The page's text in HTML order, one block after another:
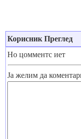
Корисник Преглед
Но цомментс иет
Ја желим да